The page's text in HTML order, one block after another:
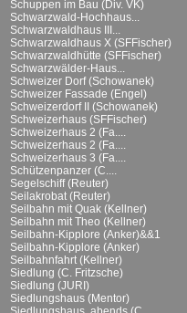
Schuppen im Bau (Div. VK)
Schwarzwald-Hochhaus...
Schwarzwaldhaus III...
Schwarzwaldhaus X (SFFischer)
Schwarzwaldhütte (SFFischer)
Schwarzwälder-Haus...
Schweizer Dorf (Schowanek)
Schweizer Fassade (Engel)
Schweizerdorf II (Schowanek)
Schweizerhaus (SFFischer)
Schweizerhaus 2 (Fa....
Schweizerhaus 2 (Fa....
Schweizerhaus 3 (Fa....
Schützenpanzer (C....
Segelschiff (Reuter)
Seilakrobat (Reuter)
Seilbahn mit Quak (Kellner)
Seilbahn mit Theo (Kellner)
Seilbahn-Kipplore (Anker)&&1
Seilbahn-Kipplore (Anker)
Seilbahnfahrt (Kellner)
Siedlung (C. Fritzsche)
Siedlung (JURI)
Siedlungshaus (Mentor)